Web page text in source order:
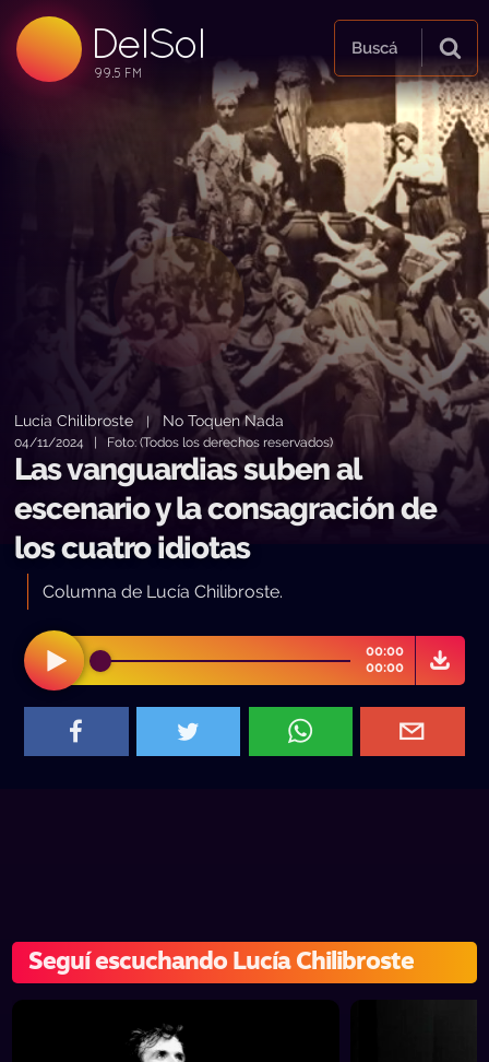
DelSol
99.5 FM
99.5 FM
99.5 FM
Buscá
Lucía Chilibroste | No Toquen Nada
04/11/2024 | Foto: (Todos los derechos reservados)
Las vanguardias suben al
escenario y la consagración de
los cuatro idiotas
Columna de Lucía Chilibroste.
00:00
00:00
Seguí escuchando Lucía Chilibroste